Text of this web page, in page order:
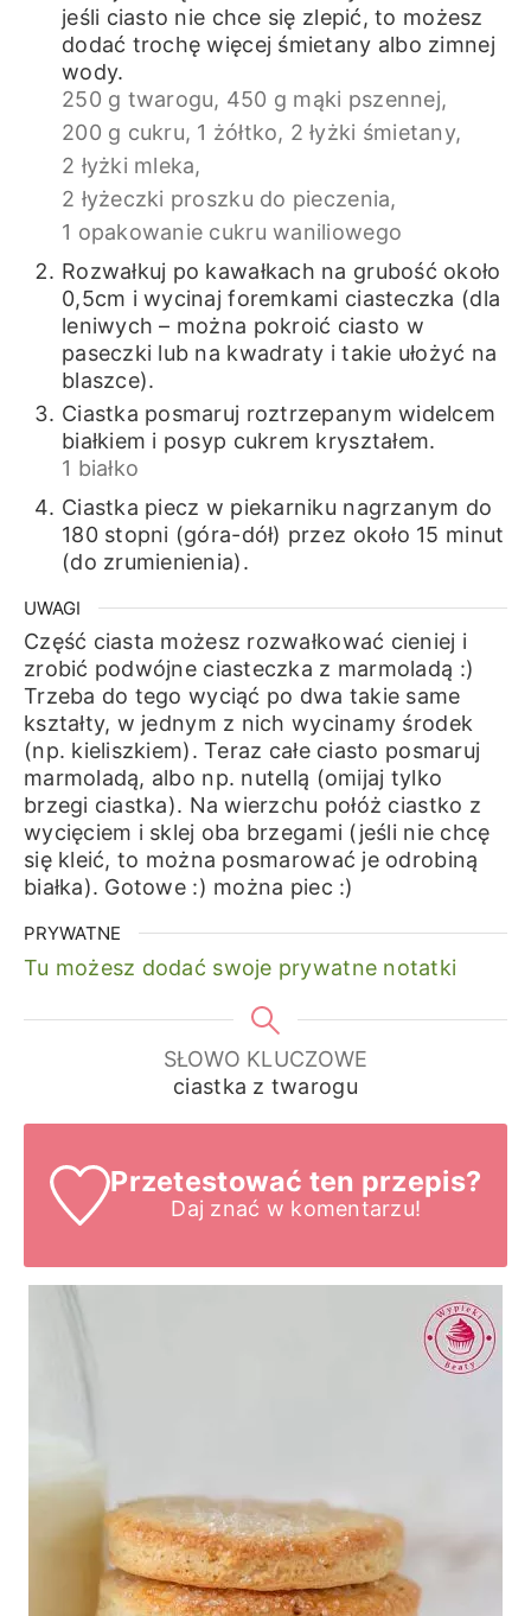
jeśli ciasto nie chce się zlepić, to możesz
dodać trochę więcej śmietany albo zimnej
wody.
250 g twarogu, 450 g mąki pszennej,
200 g cukru, 1 żółtko, 2 łyżki śmietany,
2 łyżki mleka,
2 łyżeczki proszku do pieczenia,
1 opakowanie cukru waniliowego
Rozwałkuj po kawałkach na grubość około
0,5cm i wycinaj foremkami ciasteczka (dla
leniwych – można pokroić ciasto w
paseczki lub na kwadraty i takie ułożyć na
blaszce).
Ciastka posmaruj roztrzepanym widelcem
białkiem i posyp cukrem kryształem.
1 białko
Ciastka piecz w piekarniku nagrzanym do
180 stopni (góra-dół) przez około 15 minut
(do zrumienienia).
UWAGI
Część ciasta możesz rozwałkować cieniej i
zrobić podwójne ciasteczka z marmoladą :)
Trzeba do tego wyciąć po dwa takie same
kształty, w jednym z nich wycinamy środek
(np. kieliszkiem). Teraz całe ciasto posmaruj
marmoladą, albo np. nutellą (omijaj tylko
brzegi ciastka). Na wierzchu połóż ciastko z
wycięciem i sklej oba brzegami (jeśli nie chcę
się kleić, to można posmarować je odrobiną
białka). Gotowe :) można piec :)
PRYWATNE
Tu możesz dodać swoje prywatne notatki
SŁOWO KLUCZOWE
ciastka z twarogu
Przetestować ten przepis?
Daj znać w komentarzu!